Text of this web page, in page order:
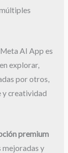
AI App es
explorar,
por otros,
y creatividad
premium
mejoradas y